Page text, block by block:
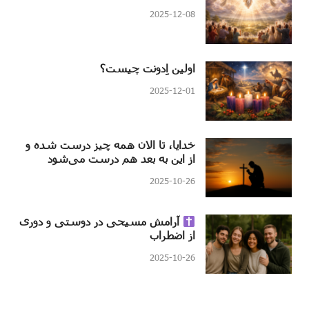
2025-12-08
اولین اِدونت چیست؟
2025-12-01
خدایا، تا الان همه چیز درست شده و
از این به بعد هم درست می‌شود
2025-10-26
آرامش مسیحی در دوستی و دوری
از اضطراب
2025-10-26